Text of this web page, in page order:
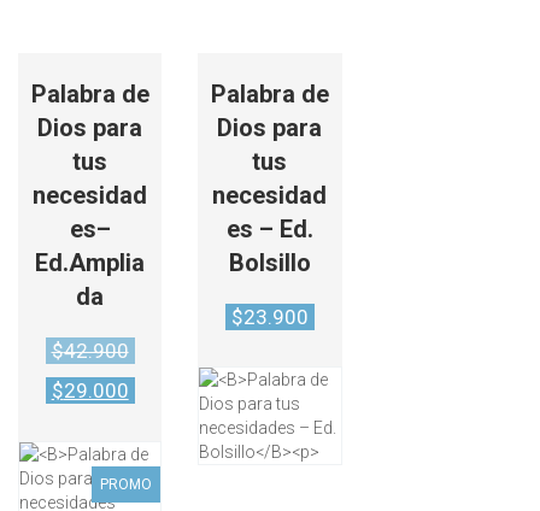
Palabra de
Dios para
tus
necesidad
es–
Ed.Amplia
da
$42.900 Original
was:
$42.900.
$29.000
PROMO
Palabra de
Dios para
tus
necesidad
es – Ed.
Bolsillo
$23.900